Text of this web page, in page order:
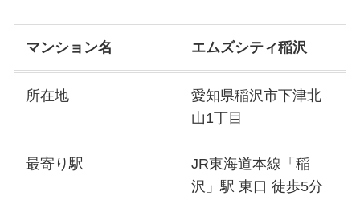
マンション名 エムズシティ稲沢
所在地
愛知県稲沢市下津北
山1丁目
最寄り駅
JR東海道本線「稲
沢」駅 東口 徒歩5分